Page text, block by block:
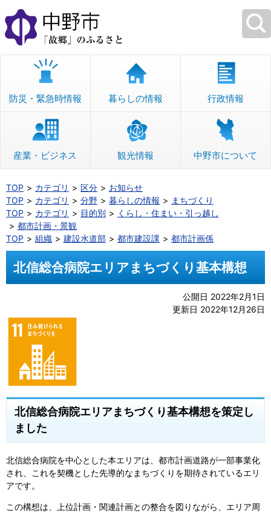
本
文
へ
移
防災・緊急時情報 暮らしの情報 行政情報
産業・ビジネス 観光情報 中野市について
TOP カテゴリ 区分
お知らせ
TOP
カテゴリ 分野 暮らしの情報
まちづくり
TOP
カテゴリ 目的別
くらし・住まい・引っ越し
都市計画・景観
TOP
組織 建設水道部 都市建設課 都市計画係
北信総合病院エリアまちづくり基本構想
公開日 2022年2月1日
更新日 2022年12月26日
北信総合病院エリアまちづくり基本構想を策定し
ました
北信総合病院を中心とした本エリアは、都市計画道路が一部事業化
され、これを契機とした先導的なまちづくりを期待されているエリ
アです。
この構想は、上位計画・関連計画との整合を図りながら、エリア周